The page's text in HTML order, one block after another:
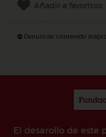
Añadir a favoritos
Denunciar contenido
El desarollo de este